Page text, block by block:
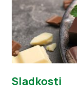
Sladkosti